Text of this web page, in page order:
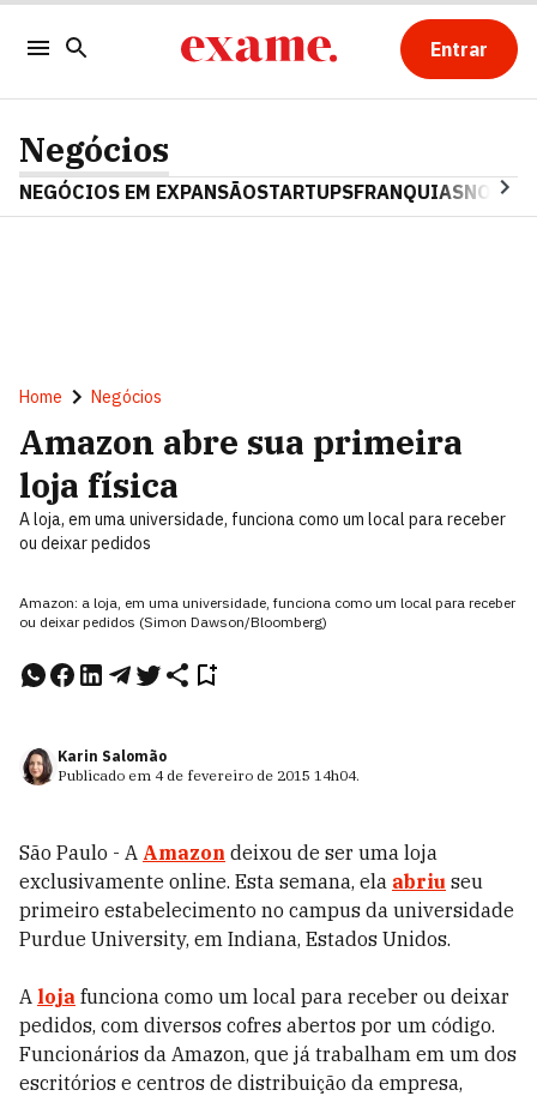
Entrar
Negócios
NEGÓCIOS EM EXPANSÃOSTARTUPSFRANQUIAS
Home Negócios
Amazon abre sua primeira
loja física
A loja, em uma universidade, funciona como um local para receber
ou deixar pedidos
Amazon: a loja, em uma universidade, funciona como um local para receber
ou deixar pedidos (Simon Dawson/Bloomberg)
Karin Salomão
Publicado em 4 de fevereiro de 2015 14h04.
São Paulo - A Amazon deixou de ser uma loja
exclusivamente online. Esta semana, ela abriu seu
primeiro estabelecimento no campus da universidade
Purdue University, em Indiana, Estados Unidos.
A loja funciona como um local para receber ou deixar
pedidos, com diversos cofres abertos por um código.
Funcionários da Amazon, que já trabalham em um dos
escritórios e centros de distribuição da empresa,